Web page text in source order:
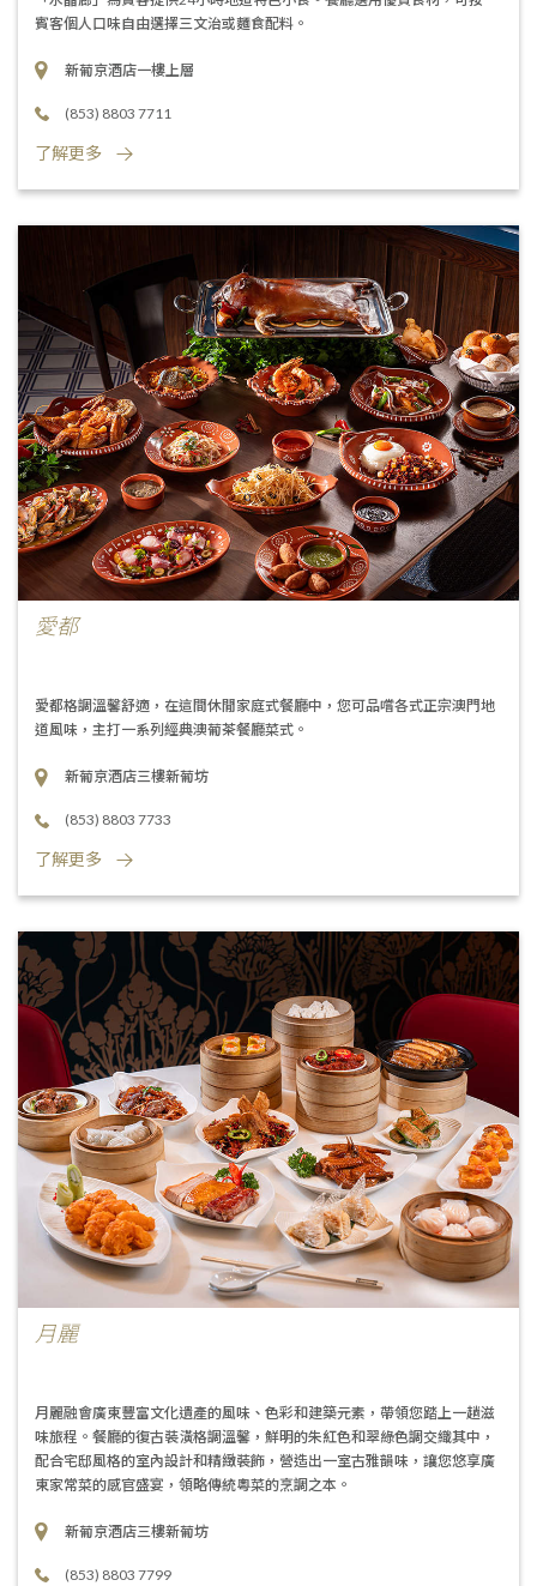
賓客個人口味自由選擇三文治或麵食配料。
新葡京酒店一樓上層
(853) 8803 7711
了解更多
愛都
愛都格調溫馨舒適，在這間休閒家庭式餐廳中，您可品嚐各式正宗澳門地
道風味，主打一系列經典澳葡茶餐廳菜式。
新葡京酒店三樓新葡坊
(853) 8803 7733
了解更多
月麗
月麗融會廣東豐富文化遺產的風味、色彩和建築元素，帶領您踏上一趟滋
味旅程。餐廳的復古裝潢格調溫馨，鮮明的朱紅色和翠綠色調交織其中，
配合宅邸風格的室內設計和精緻裝飾，營造出一室古雅韻味，讓您悠享廣
東家常菜的感官盛宴，領略傳統粵菜的烹調之本。
新葡京酒店三樓新葡坊
(853) 8803 7799